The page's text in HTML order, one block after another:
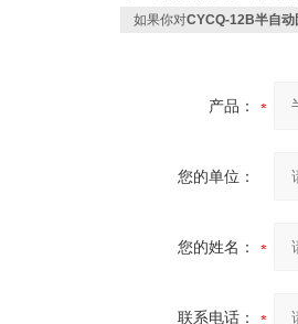
如果你对CYCQ-12B半自动
产品：
您的单位：
您的姓名：
联系电话：